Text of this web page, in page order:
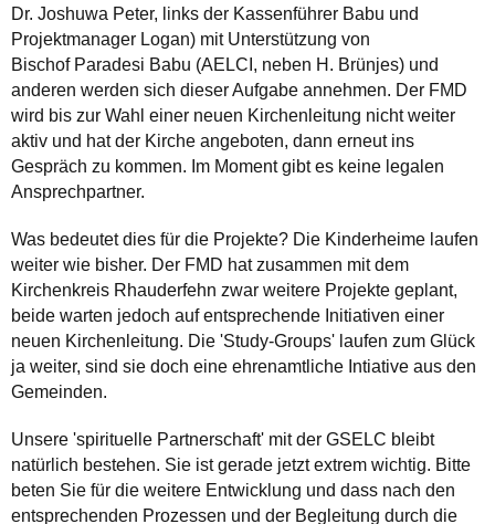
Dr. Joshuwa Peter, links der Kassenführer Babu und
Projektmanager Logan) mit Unterstützung von
Bischof Paradesi Babu (AELCI, neben H. Brünjes) und
anderen werden sich dieser Aufgabe annehmen. Der FMD
wird bis zur Wahl einer neuen Kirchenleitung nicht weiter
aktiv und hat der Kirche angeboten, dann erneut ins
Gespräch zu kommen. Im Moment gibt es keine legalen
Ansprechpartner.
Was bedeutet dies für die Projekte? Die Kinderheime laufen
weiter wie bisher. Der FMD hat zusammen mit dem
Kirchenkreis Rhauderfehn zwar weitere Projekte geplant,
beide warten jedoch auf entsprechende Initiativen einer
neuen Kirchenleitung. Die 'Study-Groups' laufen zum Glück
ja weiter, sind sie doch eine ehrenamtliche Intiative aus den
Gemeinden.
Unsere 'spirituelle Partnerschaft' mit der GSELC bleibt
natürlich bestehen. Sie ist gerade jetzt extrem wichtig. Bitte
beten Sie für die weitere Entwicklung und dass nach den
entsprechenden Prozessen und der Begleitung durch die